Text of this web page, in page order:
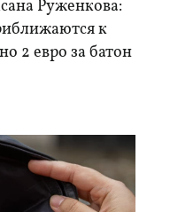
Руженкова:
к
2 евро за батон